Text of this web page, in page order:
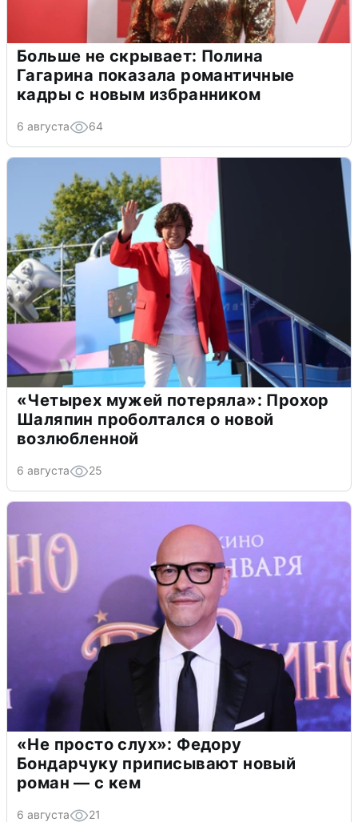
Больше не скрывает: Полина
Гагарина показала романтичные
кадры с новым избранником
6 августа 64
«Четырех мужей потеряла»: Прохор
Шаляпин проболтался о новой
возлюбленной
6 августа 25
«Не просто слух»: Федору
Бондарчуку приписывают новый
роман — с кем
6 августа 21